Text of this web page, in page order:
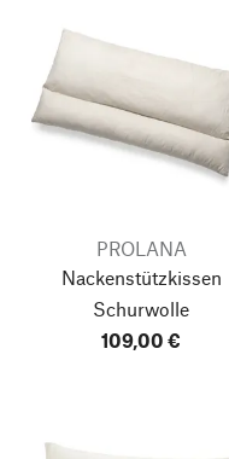
PROLANA
Nackenstützkissen
Schurwolle
109,00 €